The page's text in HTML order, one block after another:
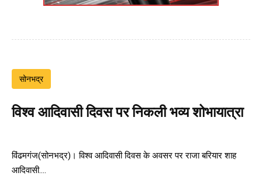
सोनभद्र
विश्व आदिवासी दिवस पर निकली भव्य शोभायात्रा
विंढमगंज(सोनभद्र)। विश्व आदिवासी दिवस के अवसर पर राजा बरियार शाह
आदिवासी....